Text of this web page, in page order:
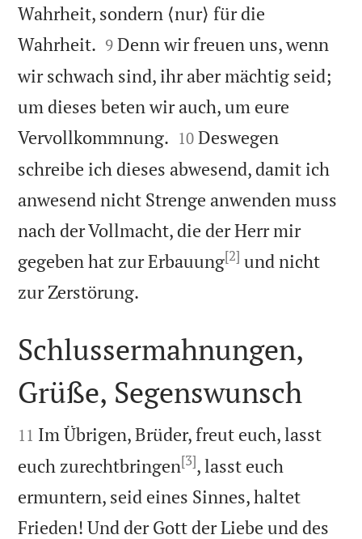
Wahrheit, sondern ⟨nur⟩ für die
Wahrheit. 

9 Denn wir freuen uns, wenn
wir schwach sind, ihr aber mächtig seid;
um dieses beten wir auch, um eure
Vervollkommnung. 

10 Deswegen
schreibe ich dieses abwesend, damit ich
anwesend nicht Strenge anwenden muss
nach der Vollmacht, die der Herr mir
gegeben hat zur Erbauung[2] und nicht
zur Zerstörung.

Schlussermahnungen,
Grüße, Segenswunsch

11 Im Übrigen, Brüder, freut euch, lasst
euch zurechtbringen[3], lasst euch
ermuntern, seid eines Sinnes, haltet
Frieden! Und der Gott der Liebe und des